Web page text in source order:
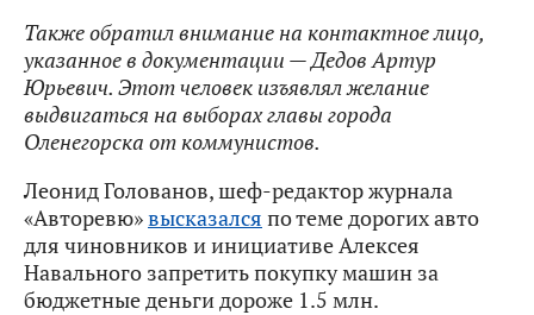
Также обратил внимание на контактное лицо,
указанное в документации — Дедов Артур
Юрьевич. Этот человек изъявлял желание
выдвигаться на выборах главы города
Оленегорска от коммунистов.
Леонид Голованов, шеф-редактор журнала
«Авторевю»высказался по теме дорогих авто
для чиновников и инициативе Алексея
Навального запретить покупку машин за
бюджетные деньги дороже 1.5 млн.